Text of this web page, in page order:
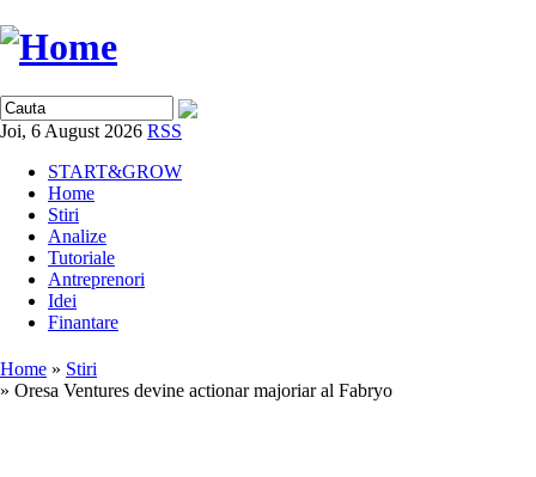
Joi, 6 August 2026 RSS
START&GROW
Home
Stiri
Analize
Tutoriale
Antreprenori
Idei
Finantare
Home » Stiri
» Oresa Ventures devine actionar majoriar al Fabryo